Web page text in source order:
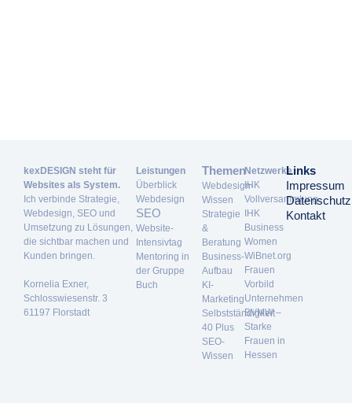
kexDESIGN steht für
Websites als System.
Ich verbinde Strategie,
Webdesign, SEO und
Umsetzung zu Lösungen,
die sichtbar machen und
Kunden bringen.
Kornelia Exner,
Schlosswiesenstr. 3
61197 Florstadt
Leistungen
Überblick
Webdesign
SEO
Website-
Intensivtag
Mentoring in
der Gruppe
Buch
Themen
Webdesign-
Wissen
Strategie
&
Beratung
Business-
Aufbau
KI-
Marketing
Selbstständigkeit
40 Plus
SEO-
Wissen
Netzwerke
IHK
Vollversammlung
IHK
Business
Women
WiBnet.org
Frauen
Vorbild
Unternehmen
BVMW –
Starke
Frauen in
Hessen
Links
Impressum
Datenschutz
Kontakt